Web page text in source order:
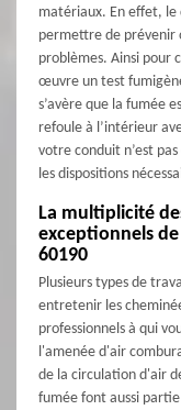
matériaux. En effet, le
permettre de prévenir
problèmes. Ainsi pour
œuvre un test
s’avère que la fumée
refoule à l’intérieur
votre conduit n’est
les dispositions
La multiplicité
exceptionnels
60190
Plusieurs types de
entretenir les
professionnels à qui
l'amenée d'air
de la circulation d'air
fumée font aussi